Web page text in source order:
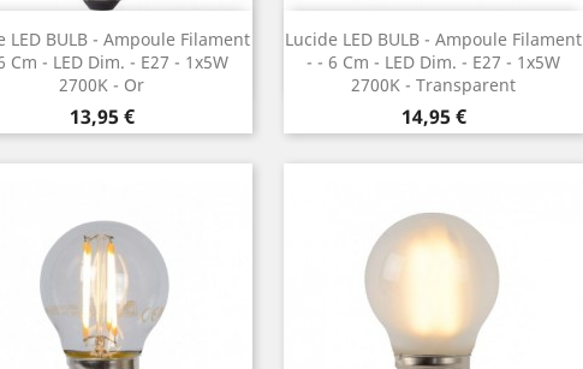
LED BULB - Ampoule Filament
Cm - LED Dim. - E27 - 1x5W
2700K - Or
Preis
13,95 €
Vorschau
Lucide LED BULB - Ampoule Filament
- ¯ 6 Cm - LED Dim. - E27 - 1x5W
2700K - Transparent
Preis
14,95 €
Vorschau